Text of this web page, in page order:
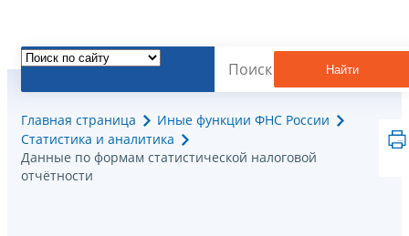
Найти
Главная страница
Иные функции ФНС России
Статистика и аналитика
Данные по формам статистической налоговой
отчётности